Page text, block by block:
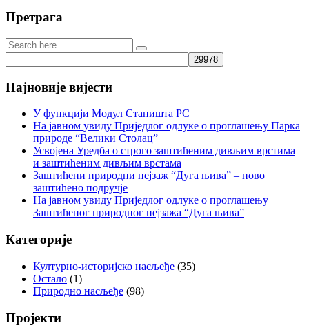
Претрага
Најновије вијести
У функцији Модул Станишта РС
На јавном увиду Приједлог oдлуке о проглашењу Парка
природе “Велики Столац”
Усвојена Уредба о строго заштићеним дивљим врстима
и заштићеним дивљим врстама
Заштићени природни пејзаж “Дуга њива” – ново
заштићено подручје
На јавном увиду Приједлог oдлуке о проглашењу
Заштићеног природног пејзажа “Дуга њива”
Категорије
Културно-историјско насљеђе (35)
Остало (1)
Природно насљеђе (98)
Пројекти